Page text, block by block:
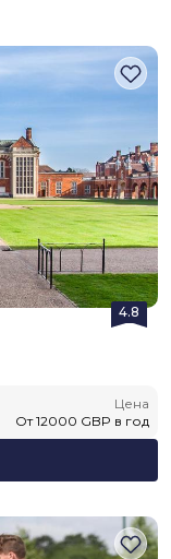
4.8
Цена
От 12000 GBP в год